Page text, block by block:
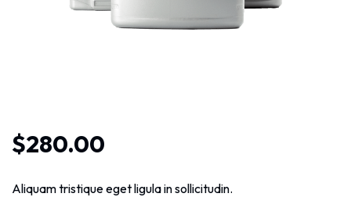
$280.00
Aliquam tristique eget ligula in sollicitudin.